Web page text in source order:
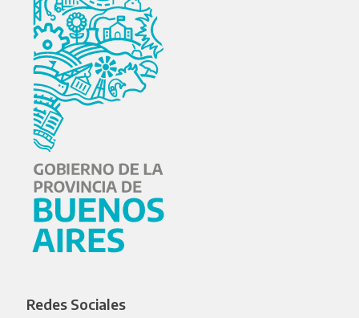
Redes Sociales